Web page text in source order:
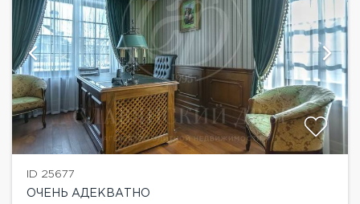
ID 25677
ОЧЕНЬ АДЕКВАТНО